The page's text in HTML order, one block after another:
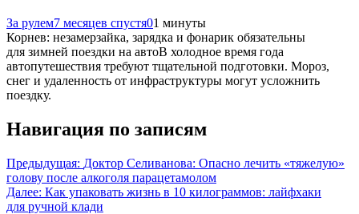
За рулем7 месяцев спустя01 минуты
Корнев: незамерзайка, зарядка и фонарик обязательны
для зимней поездки на автоВ холодное время года
автопутешествия требуют тщательной подготовки. Мороз,
снег и удаленность от инфраструктуры могут усложнить
поездку.
Навигация по записям
Предыдущая: Доктор Селиванова: Опасно лечить «тяжелую»
голову после алкоголя парацетамолом
Далее: Как упаковать жизнь в 10 килограммов: лайфхаки
для ручной клади